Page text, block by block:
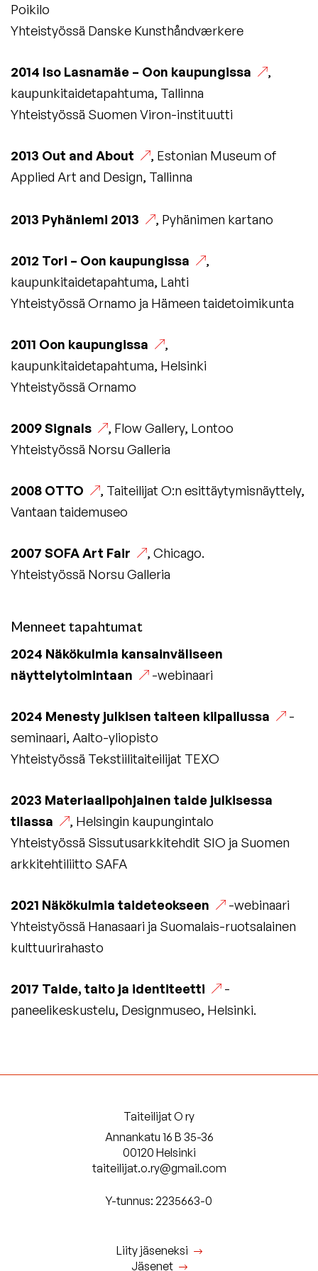
Poikilo
Yhteistyössä Danske Kunsthåndværkere
2014 Iso Lasnamäe – Oon kaupungissa
,
kaupunkitaidetapahtuma, Tallinna
Yhteistyössä Suomen Viron-instituutti
2013 Out and About
, Estonian Museum of
Applied Art and Design, Tallinna
2013 Pyhäniemi 2013 , Pyhänimen kartano
2012 Tori – Oon kaupungissa
,
kaupunkitaidetapahtuma, Lahti
Yhteistyössä Ornamo ja Hämeen taidetoimikunta
2011 Oon kaupungissa
,
kaupunkitaidetapahtuma, Helsinki
Yhteistyössä Ornamo
2009Signals
, Flow Gallery, Lontoo
Yhteistyössä Norsu Galleria
2008 OTTO
, Taiteilijat O:n esittäytymisnäyttely,
Vantaan taidemuseo
2007 SOFA Art Fair
, Chicago.
Yhteistyössä Norsu Galleria
Menneet tapahtumat
2024 Näkökulmia kansainväliseen
näyttelytoimintaan
-webinaari
2024 Menesty julkisen taiteen kilpailussa
-
seminaari, Aalto-yliopisto
Yhteistyössä Tekstiilitaiteilijat TEXO
2023 Materiaalipohjainen taide julkisessa
tilassa
, Helsingin kaupungintalo
Yhteistyössä Sissutusarkkitehdit SIO ja Suomen
arkkitehtiliitto SAFA
2021 Näkökulmia taideteokseen
-webinaari
Yhteistyössä Hanasaari ja Suomalais-ruotsalainen
kulttuurirahasto
2017 Taide, taito ja identiteetti
-
paneelikeskustelu, Designmuseo, Helsinki.
Taiteilijat O ry
Annankatu 16 B 35-36
00120 Helsinki
taiteilijat.o.ry@gmail.com
Y-tunnus: 2235663-0
Liity jäseneksi
Jäsenet